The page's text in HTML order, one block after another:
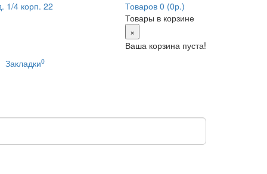
1/4 корп. 22
Товаров 0 (0р.)
Товары в корзине
×
Ваша корзина пуста!
Закладки0